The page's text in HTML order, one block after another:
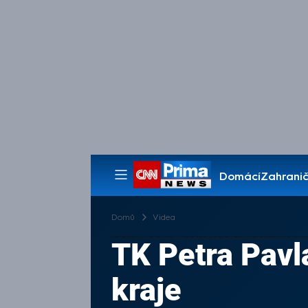
Domácí
Pořady
Domů Videa
TK Petra
kraje